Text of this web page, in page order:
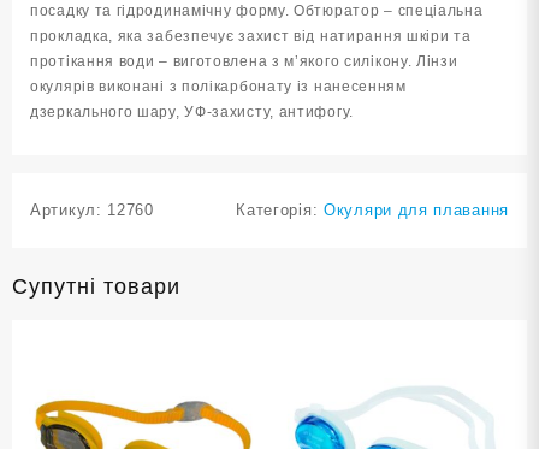
посадку та гідродинамічну форму. Обтюратор – спеціальна
прокладка, яка забезпечує захист від натирання шкіри та
протікання води – виготовлена з м’якого силікону. Лінзи
окулярів виконані з полікарбонату із нанесенням
дзеркального шару, УФ-захисту, антифогу.
Артикул: 12760 Категорія: Окуляри для плавання
Супутні товари